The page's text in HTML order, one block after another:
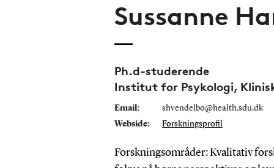
Sussanne
Ph.d-studerende
Institut for Psykologi,
Email:
shvendelbo@health.sdu.dk
Webside:
Forskningsprofil
Forskningsområder:Kvalitativ